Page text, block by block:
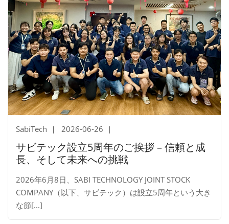
SabiTech 2026-06-26
サビテック設立5周年のご挨拶 – 信頼と成
長、そして未来への挑戦
2026年6月8日、SABI TECHNOLOGY JOINT STOCK
COMPANY（以下、サビテック）は設立5周年という大き
な節[...]